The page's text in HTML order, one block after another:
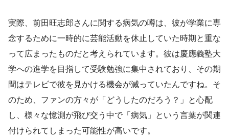
実際、前田旺志郎さんに関する病気の噂は、彼が学業に専
念するために一時的に芸能活動を休止していた時期と重な
って広まったものだと考えられています。彼は慶應義塾大
学への進学を目指して受験勉強に集中されており、その期
間はテレビで彼を見かける機会が減っていたんですね。そ
のため、ファンの方々が「どうしたのだろう？」と心配
し、様々な憶測が飛び交う中で「病気」という言葉が関連
付けられてしまった可能性が高いです。